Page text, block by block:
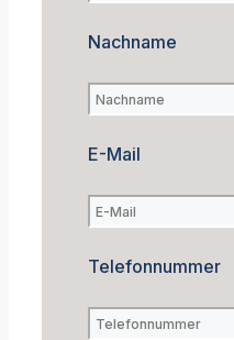
Nachname
E-Mail
Telefonnummer